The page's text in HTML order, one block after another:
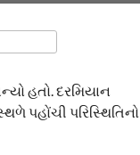
હતો. દરમિયાન
પહોંચી પરિસ્થિતિનો